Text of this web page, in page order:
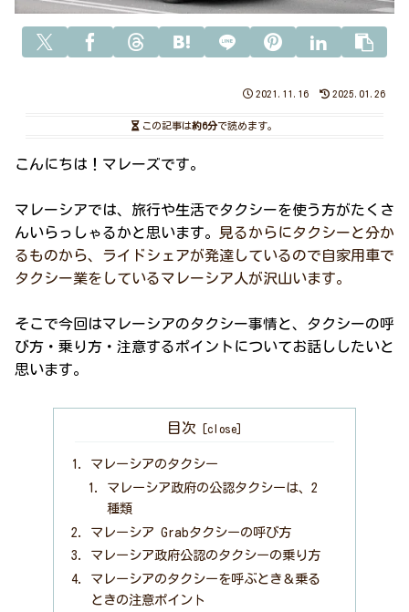
2021.11.16 2025.01.26
この記事は約6分で読めます。
こんにちは！マレーズです。
マレーシアでは、旅行や生活でタクシーを使う方がたくさ
んいらっしゃるかと思います。
見るからにタクシーと分か
るものから、ライドシェアが発達しているので自家用車で
タクシー業をしているマレーシア人が沢山います。
そこで今回はマレーシアのタクシー事情と、タクシーの呼
び方・乗り方・注意するポイントについてお話ししたいと
思います。
目次
マレーシアのタクシー
マレーシア政府の公認タクシーは、2
種類
マレーシア Grabタクシーの呼び方
マレーシア政府公認のタクシーの乗り方
マレーシアのタクシーを呼ぶとき＆乗る
ときの注意ポイント